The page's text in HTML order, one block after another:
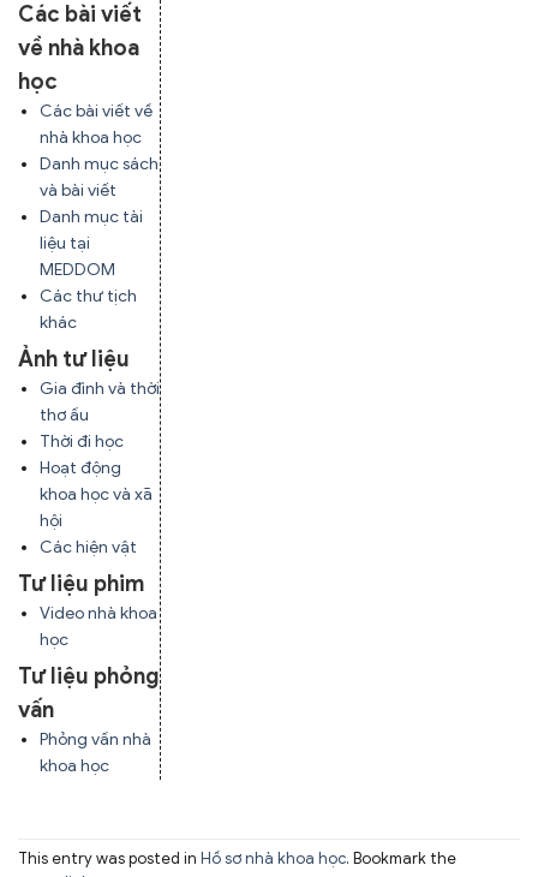
Các bài viết
về nhà khoa
học
Các bài viết về
nhà khoa học
Danh mục sách
và bài viết
Danh mục tài
liệu tại
MEDDOM
Các thư tịch
khác
Ảnh tư liệu
Gia đình và thời
thơ ấu
Thời đi học
Hoạt động
khoa học và xã
hội
Các hiện vật
Tư liệu phim
Video nhà khoa
học
Tư liệu phỏng
vấn
Phỏng vấn nhà
khoa học
This entry was posted in Hồ sơ nhà khoa học. Bookmark the